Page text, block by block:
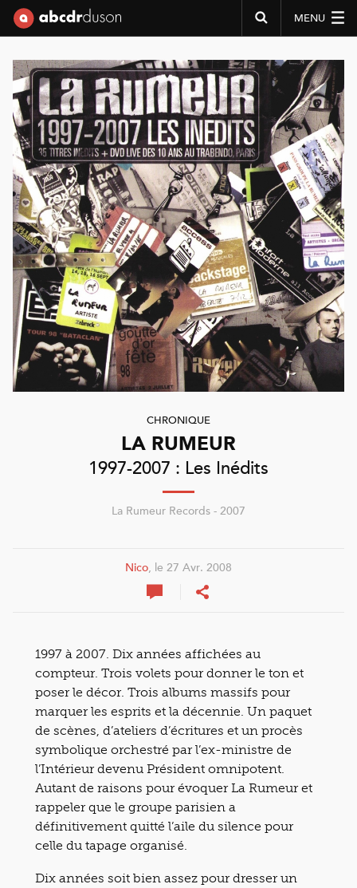
MENU
CHRONIQUE
LA RUMEUR
1997-2007 : Les Inédits
La Rumeur Records - 2007
Nico, le 27 Avr. 2008
1997 à 2007. Dix années affichées au
compteur. Trois volets pour donner le ton et
poser le décor. Trois albums massifs pour
marquer les esprits et la décennie. Un paquet
de scènes, d’ateliers d’écritures et un procès
symbolique orchestré par l’ex-ministre de
l’Intérieur devenu Président omnipotent.
Autant de raisons pour évoquer La Rumeur et
rappeler que le groupe parisien a
définitivement quitté l’aile du silence pour
celle du tapage organisé.
Dix années soit bien assez pour dresser un